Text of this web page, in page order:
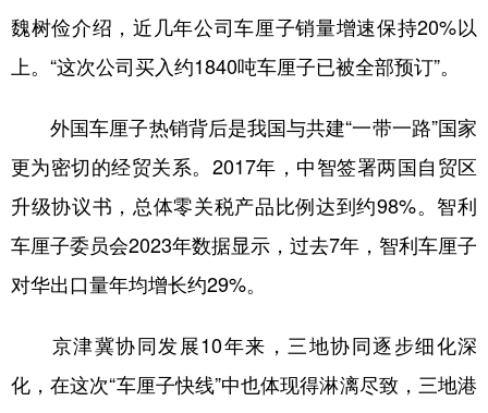
魏树俭介绍，近几年公司车厘子销量增速保持20%以
上。“这次公司买入约1840吨车厘子已被全部预订”。
外国车厘子热销背后是我国与共建“一带一路”国家
更为密切的经贸关系。2017年，中智签署两国自贸区
升级协议书，总体零关税产品比例达到约98%。智利
车厘子委员会2023年数据显示，过去7年，智利车厘子
对华出口量年均增长约29%。
京津冀协同发展10年来，三地协同逐步细化深
化，在这次“车厘子快线”中也体现得淋漓尽致，三地港